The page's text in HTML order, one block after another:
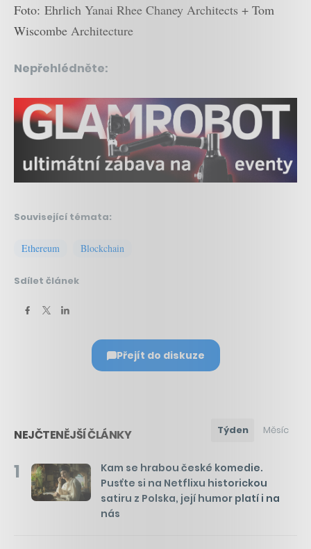
Foto: Ehrlich Yanai Rhee Chaney Architects + Tom
Wiscombe Architecture
Nepřehlédněte:
Související témata:
Ethereum Blockchain
Sdílet článek
Přejít do diskuze
NEJČTENĚJŠÍ ČLÁNKY Týden Měsíc
1
Kam se hrabou české komedie.
Pusťte si na Netflixu historickou
satiru z Polska, její humor platí i na
nás